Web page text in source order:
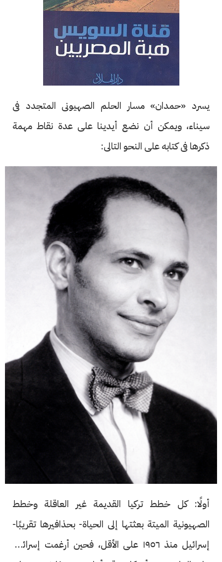
يسرد «حمدان» مسار الحلم الصهيونى المتجدد فى
سيناء، ويمكن أن نضع أيدينا على عدة نقاط مهمة
ذكرها فى كتابه على النحو التالى:
أولًا: كل خطط تركيا القديمة غير العاقلة وخطط
الصهيونية الميتة بعثتها إلى الحياة- بحذافيرها تقريبًا-
إسرائيل منذ ١٩٥٦ على الأقل، فحين أرغمت إسرائيل